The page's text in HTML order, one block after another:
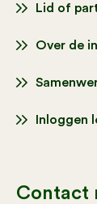
Lid of
Over de
Inloggen
Contact